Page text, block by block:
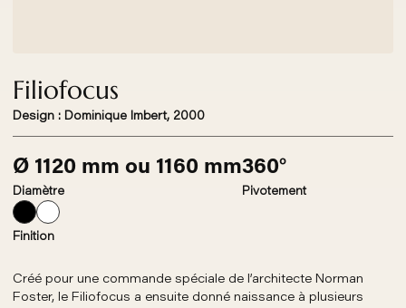
Filiofocus
Design : Dominique Imbert, 2000
Ø 1120 mm ou 1160 mm
Diamètre
360°
Pivotement
Finition
Créé pour une commande spéciale de l’architecte Norman
Foster, le Filiofocus a ensuite donné naissance à plusieurs